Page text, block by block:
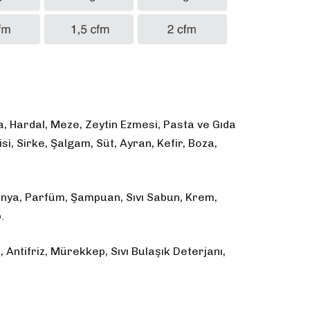
Meze, Zeytin Ezmesi, Pasta ve Gıda
Sirke, Şalgam, Süt, Ayran, Kefir, Boza,
Parfüm, Şampuan, Sıvı Sabun, Krem,
Mürekkep, Sıvı Bulaşık Deterjanı,